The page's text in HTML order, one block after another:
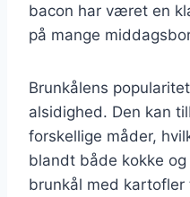
bacon har været en
på mange
Brunkålens
alsidighed. Den kan
forskellige måder,
blandt både kokke og
brunkål med